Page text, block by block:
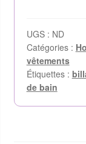
UGS : ND
Catégories :
vêtements
Étiquettes :
de bain